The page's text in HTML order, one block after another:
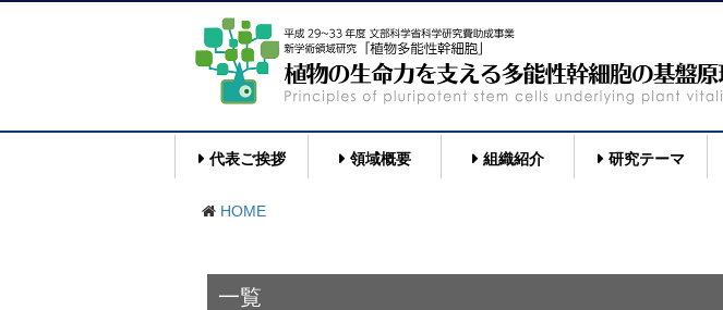
代表ご挨拶 領域概要 組織紹介 研究テーマ
HOME
一覧